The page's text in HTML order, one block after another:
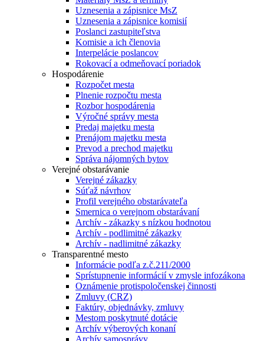
Uznesenia a zápisnice MsZ
Uznesenia a zápisnice komisií
Poslanci zastupiteľstva
Komisie a ich členovia
Interpelácie poslancov
Rokovací a odmeňovací poriadok
Hospodárenie
Rozpočet mesta
Plnenie rozpočtu mesta
Rozbor hospodárenia
Výročné správy mesta
Predaj majetku mesta
Prenájom majetku mesta
Prevod a prechod majetku
Správa nájomných bytov
Verejné obstarávanie
Verejné zákazky
Súťaž návrhov
Profil verejného obstarávateľa
Smernica o verejnom obstarávaní
Archív - zákazky s nízkou hodnotou
Archív - podlimitné zákazky
Archív - nadlimitné zákazky
Transparentné mesto
Informácie podľa z.č.211/2000
Sprístupnenie informácií v zmysle infozákona
Oznámenie protispoločenskej činnosti
Zmluvy (CRZ)
Faktúry, objednávky, zmluvy
Mestom poskytnuté dotácie
Archív výberových konaní